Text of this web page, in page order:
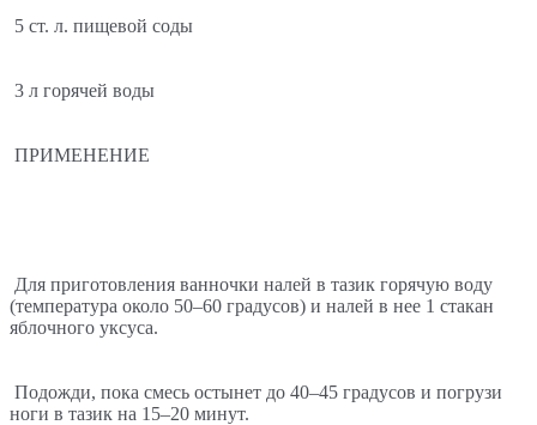
5 ст. л. пищевой соды
3 л горячей воды
ПРИМЕНЕНИЕ
Для приготовления ванночки налей в тазик горячую воду
(температура около 50–60 градусов) и налей в нее 1 стакан
яблочного уксуса.
Подожди, пока смесь остынет до 40–45 градусов и погрузи
ноги в тазик на 15–20 минут.